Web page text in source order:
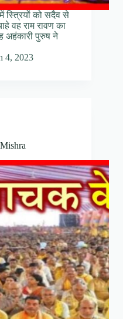
स्त्रियों को सदैव से
वह राम रावण का
अहंकारी पुरुष ने
4, 2023